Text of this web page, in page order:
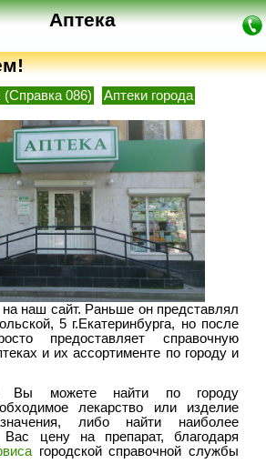
Аптека
(Справка 086) Аптеки города
наш сайт. Раньше он представлял
5 г.Екатеринбурга, но после
предоставляет справочную
и их ассортименте по городу и
Вы можете найти по городу
лекарство или изделие
либо найти наиболее
цену на препарат, благодаря
городской справочной службы